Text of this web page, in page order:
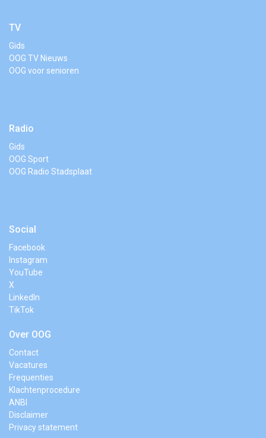
TV
Gids
OOG TV Nieuws
OOG voor senioren
Radio
Gids
OOG Sport
OOG Radio Stadsplaat
Social
Facebook
Instagram
YouTube
X
LinkedIn
TikTok
Over OOG
Contact
Vacatures
Frequenties
Klachtenprocedure
ANBI
Disclaimer
Privacy statement